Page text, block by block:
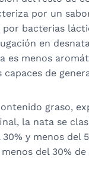
por un
bacterias
en
es menos
de
graso,
la nata se
y menos del
del 30%